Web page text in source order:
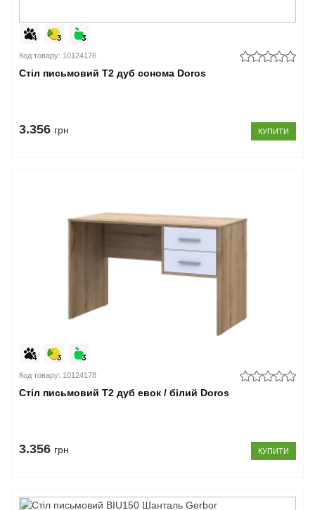
Код товару: 10124176
Стіл письмовий Т2 дуб сонома Doros
3.356 грн КУПИТИ
Код товару: 10124178
Стіл письмовий Т2 дуб евок / білий Doros
3.356 грн КУПИТИ